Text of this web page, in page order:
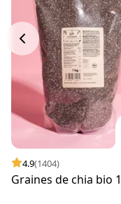
4.9(1404)
Graines de chia bio